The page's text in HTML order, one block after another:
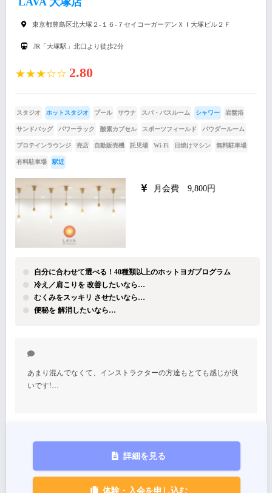
東京都豊島区北大塚２-１６-７セイコーガーデンＸＩ大塚ビル２Ｆ
JR「大塚駅」北口より徒歩2分
★★★☆☆ 2.80
スタジオ ホットスタジオ プール サウナ スパ・バスルーム シャワー 岩盤浴
サンドバッグ パワーラック 酸素カプセル スポーツフィールド パウダールーム
プロテインラウンジ 売店 自動販売機 託児場 Wi-Fi 日焼けマシン 無料駐車場
有料駐車場 駅近
月会費 9,800円
自分に合わせて選べる！40種類以上のホットヨガプログラム
冷え／肩こりを 改善したいなら…
むくみをスッキリ させたいなら…
便秘を 解消したいなら…
あまり混んでなくて、インストラクターの方達もとても感じが良
いです!…
詳細を見る
体験・入会を申し込む